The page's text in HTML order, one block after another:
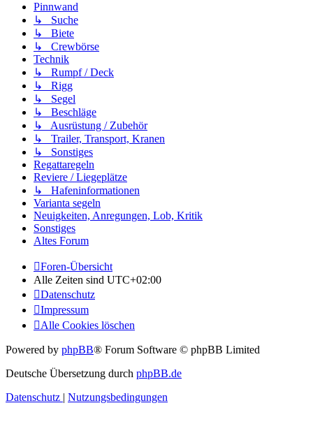
Pinnwand
↳ Suche
↳ Biete
↳ Crewbörse
Technik
↳ Rumpf / Deck
↳ Rigg
↳ Segel
↳ Beschläge
↳ Ausrüstung / Zubehör
↳ Trailer, Transport, Kranen
↳ Sonstiges
Regattaregeln
Reviere / Liegeplätze
↳ Hafeninformationen
Varianta segeln
Neuigkeiten, Anregungen, Lob, Kritik
Sonstiges
Altes Forum
Foren-Übersicht
Alle Zeiten sind UTC+02:00
Datenschutz
Impressum
Alle Cookies löschen
Powered by phpBB® Forum Software © phpBB Limited
Deutsche Übersetzung durch phpBB.de
Datenschutz
Nutzungsbedingungen